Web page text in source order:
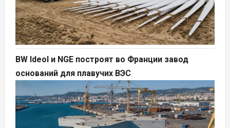
BW Ideol и NGE построят во Франции завод
оснований для плавучих ВЭС